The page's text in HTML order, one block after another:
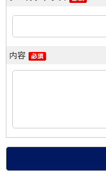
内容